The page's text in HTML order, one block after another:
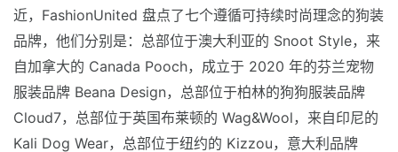
近，FashionUnited 盘点了七个遵循可持续时尚理念的狗装
品牌，他们分别是：总部位于澳大利亚的 Snoot Style，来
自加拿大的 Canada Pooch，成立于 2020 年的芬兰宠物
服装品牌 Beana Design，总部位于柏林的狗狗服装品牌
Cloud7，总部位于英国布莱顿的 Wag&Wool，来自印尼的
Kali Dog Wear，总部位于纽约的 Kizzou，意大利品牌